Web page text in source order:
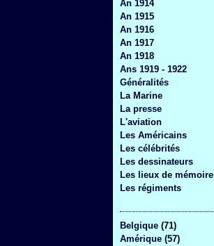
An 1914
An 1915
An 1916
An 1917
An 1918
Ans 1919 - 1922
Généralités
La Marine
La presse
L'aviation
Les Américains
Les célébrités
Les dessinateurs
Les lieux de mémoire
Les régiments
Belgique (71)
Amérique (57)